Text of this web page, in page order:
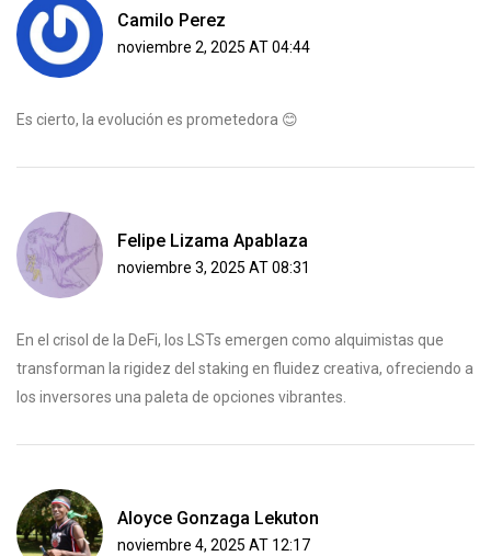
Camilo Perez
noviembre 2, 2025 AT 04:44
Es cierto, la evolución es prometedora 😊
Felipe Lizama Apablaza
noviembre 3, 2025 AT 08:31
En el crisol de la DeFi, los LSTs emergen como alquimistas que
transforman la rigidez del staking en fluidez creativa, ofreciendo a
los inversores una paleta de opciones vibrantes.
Aloyce Gonzaga Lekuton
noviembre 4, 2025 AT 12:17